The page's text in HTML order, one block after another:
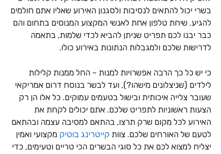
בשרי יכול להתאים לנסיבות ולסגנון האירוע שאליו אתם חולמים
להגיע. שיחת טלפון אחת לאנשי המקצוע המנוסים בתחום והם
כבר יבנו לכם תפריט שניתן להביא לכדי שלמות, בתאמה
לדרישות שלכם ולמגבלות הנתונות באירוע כולו.
כי יש כל כך הרבה אפשרויות למנות – החל ממנות קלילות
לילדים (שניצלונים מישהו?), ועד לבשר בנוסח דרום אמריקאי
שעובר צלייה איכותית ובישול בטעמים עמוקים. כל אלו הן רק
הצעות ראשוניות לתפריט שלכם. אתם יכולים לקחת את
האירוע לכל מקום שרק תרצו, בהתאם למסיבה עצמה ובהתאם
לטעם של האורחים שלכם. צוותקייטרינג בוטיקמקצועי ואמין
יצליח למצוא לכם את כל סוגי הבשרים הכי טריים וטעימים, כדי